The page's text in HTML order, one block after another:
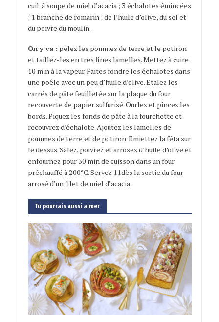
cuil. à soupe de miel d’acacia ; 3 échalotes émincées
; 1 branche de romarin ; de l’huile d’olive, du sel et
du poivre du moulin.
On y va : pelez les pommes de terre et le potiron
et taillez-les en très fines lamelles. Mettez à cuire
10 min à la vapeur. Faites fondre les échalotes dans
une poêle avec un peu d’huile d’olive. Etalez les
carrés de pâte feuilletée sur la plaque du four
recouverte de papier sulfurisé. Ourlez et pincez les
bords. Piquez les fonds de pâte à la fourchette et
recouvrez d’échalote .Ajoutez les lamelles de
pommes de terre et de potiron. Emiettez la féta sur
le dessus. Salez, poivrez et arrosez d’huile d’olive et
enfournez pour 30 min de cuisson dans un four
préchauffé à 200°C. Servez 11dès la sortie du four
arrosé d’un filet de miel d’acacia.
Tu pourrais aussi aimer